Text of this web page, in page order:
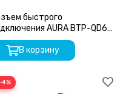
быстрого
AURA BTP-QD6R
В корзину